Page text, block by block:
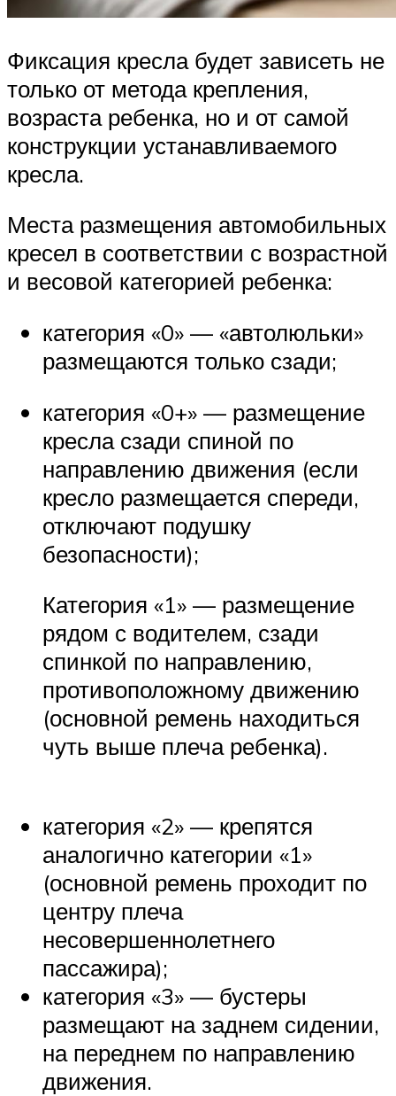
Фиксация кресла будет зависеть не
только от метода крепления,
возраста ребенка, но и от самой
конструкции устанавливаемого
кресла.
Места размещения автомобильных
кресел в соответствии с возрастной
и весовой категорией ребенка:
категория «0» — «автолюльки»
размещаются только сзади;
категория «0+» — размещение
кресла сзади спиной по
направлению движения (если
кресло размещается спереди,
отключают подушку
безопасности);
Категория «1» — размещение
рядом с водителем, сзади
спинкой по направлению,
противоположному движению
(основной ремень находиться
чуть выше плеча ребенка).
категория «2» — крепятся
аналогично категории «1»
(основной ремень проходит по
центру плеча
несовершеннолетнего
пассажира);
категория «3» — бустеры
размещают на заднем сидении,
на переднем по направлению
движения.